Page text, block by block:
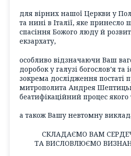
для вірних нашої Церкви у
та нині в Італії, яке
спасіння Божого люду й
екзархату,
особливо відзначаючи Ваш
доробок у галузі богослов’я та
зокрема дослідження постаті
митрополита Андрея
беатифікаційний процес якого
а також Вашу невтомну
СКЛАДАЄМО ВАМ
ТА ВИСЛОВЛЮЄМО